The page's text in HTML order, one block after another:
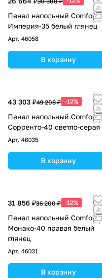
Пенал напольный Comforty
Империя-35 белый глянец
Арт. 46058
В корзину
43 303 ₽49 208 ₽ -12%
Пенал напольный Comforty
Сорренто-40 светло-серая
Арт. 46035
В корзину
31 856 ₽36 200 ₽ -12%
Пенал напольный Comforty
Монако-40 правая белый
глянец
Арт. 46031
В корзину